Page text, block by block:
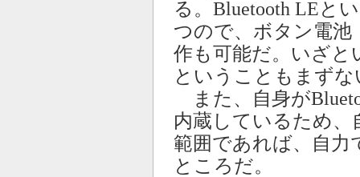
る。Bluetooth LEと
つので、ボタン電池
作も可能だ。いざと
ということもまず
また、自身が
内蔵しているため、
範囲であれば、自力
ところだ。